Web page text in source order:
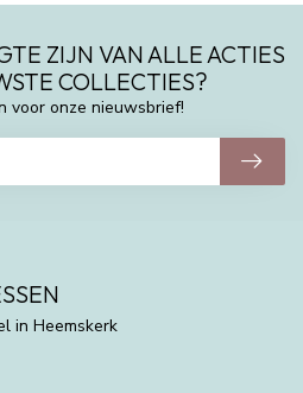
ZIJN VAN ALLE ACTIES
COLLECTIES?
voor onze nieuwsbrief!
in Heemskerk